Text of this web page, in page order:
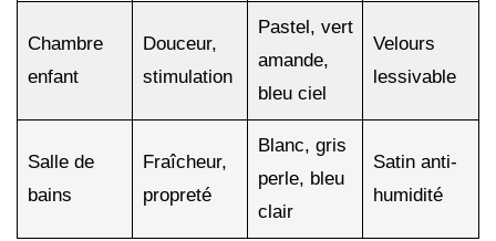
Chambre
enfant
Douceur,
stimulation
Pastel, vert
amande,
bleu ciel
Velours
lessivable
Salle de
bains
Fraîcheur,
propreté
Blanc, gris
perle, bleu
clair
Satin anti-
humidité